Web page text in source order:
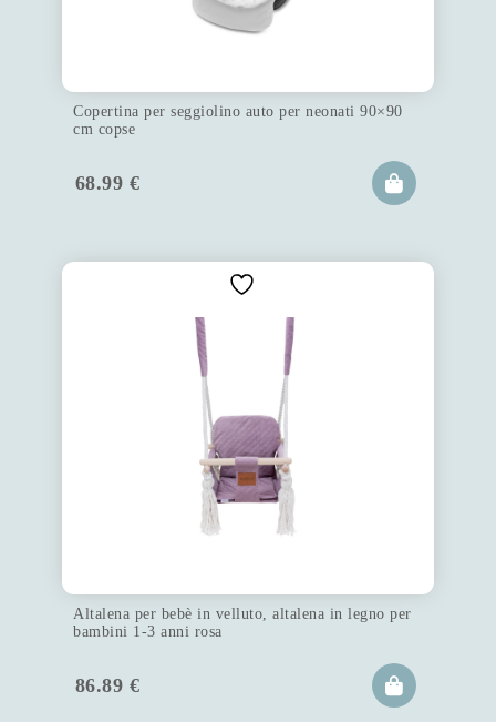
Copertina per seggiolino auto per neonati 90×90
cm copse
68.99 €
Altalena per bebè in velluto, altalena in legno per
bambini 1-3 anni rosa
86.89 €